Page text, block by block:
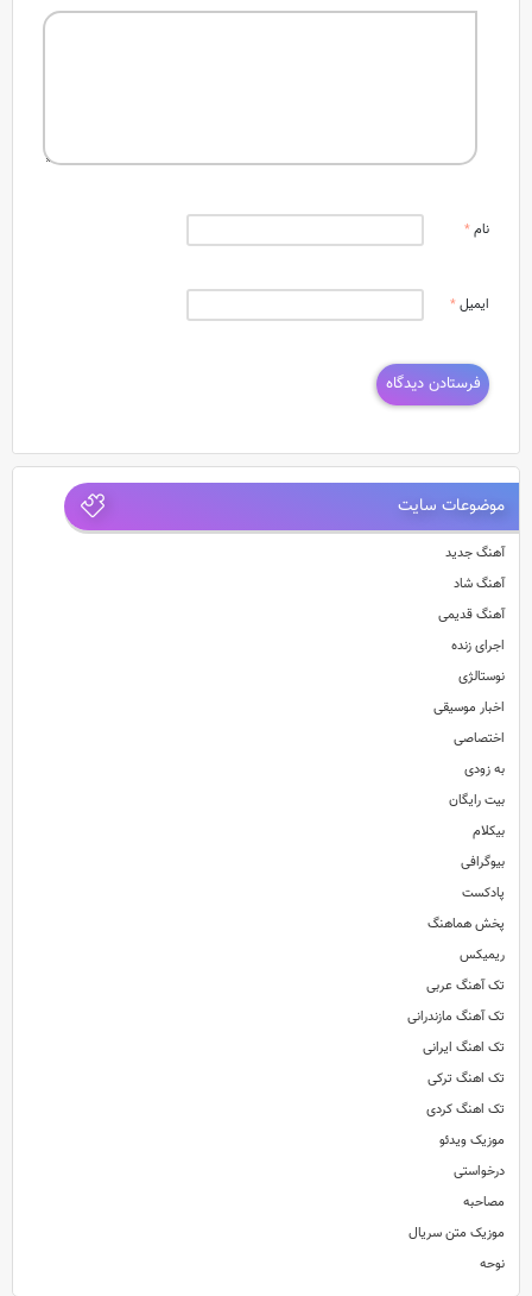
نام*
ایمیل*
موضوعات سایت
آهنگ جدید
آهنگ شاد
آهنگ قدیمی
اجرای زنده
نوستالژی
اخبار موسیقی
اختصاصی
به زودی
بیت رایگان
بیکلام
بیوگرافی
پادکست
پخش هماهنگ
ریمیکس
تک آهنگ عربی
تک آهنگ مازندرانی
تک اهنگ ایرانی
تک اهنگ ترکی
تک اهنگ کردی
موزیک ویدئو
درخواستی
مصاحبه
موزیک متن سریال
نوحه